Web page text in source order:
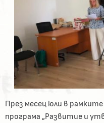
През месец юли в
програма „Развитие и